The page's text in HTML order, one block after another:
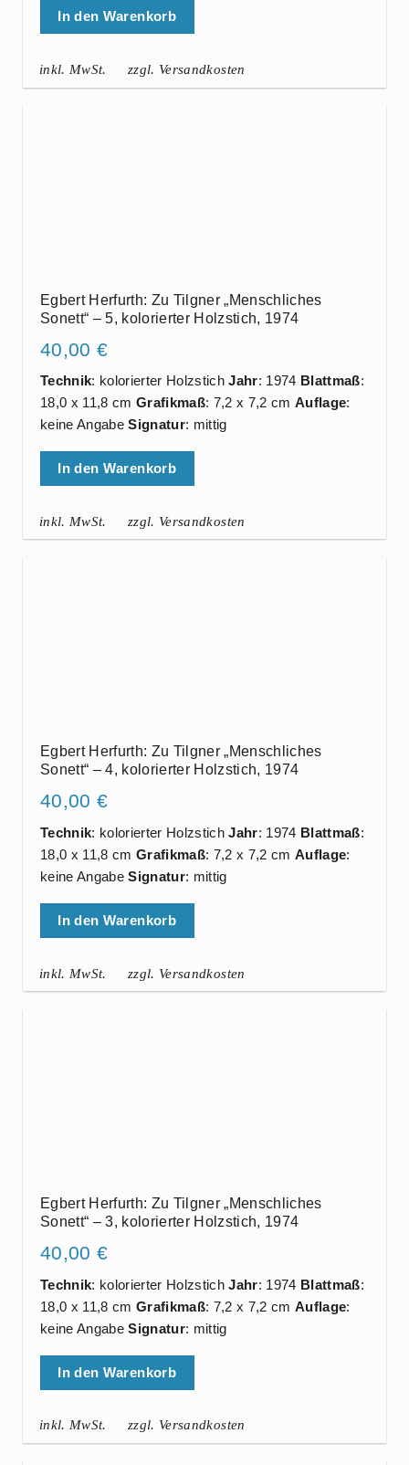
In den Warenkorb
inkl. MwSt. zzgl. Versandkosten
Egbert Herfurth: Zu Tilgner „Menschliches
Sonett“ – 5, kolorierter Holzstich, 1974
40,00 €
Technik: kolorierter HolzstichJahr: 1974 Blattmaß:
18,0 x 11,8 cm Grafikmaß: 7,2 x 7,2 cmAuflage:
keine AngabeSignatur: mittig
In den Warenkorb
inkl. MwSt. zzgl. Versandkosten
Egbert Herfurth: Zu Tilgner „Menschliches
Sonett“ – 4, kolorierter Holzstich, 1974
40,00 €
Technik: kolorierter HolzstichJahr: 1974 Blattmaß:
18,0 x 11,8 cm Grafikmaß: 7,2 x 7,2 cmAuflage:
keine AngabeSignatur: mittig
In den Warenkorb
inkl. MwSt. zzgl. Versandkosten
Egbert Herfurth: Zu Tilgner „Menschliches
Sonett“ – 3, kolorierter Holzstich, 1974
40,00 €
Technik: kolorierter HolzstichJahr: 1974 Blattmaß:
18,0 x 11,8 cm Grafikmaß: 7,2 x 7,2 cmAuflage:
keine AngabeSignatur: mittig
In den Warenkorb
inkl. MwSt. zzgl. Versandkosten